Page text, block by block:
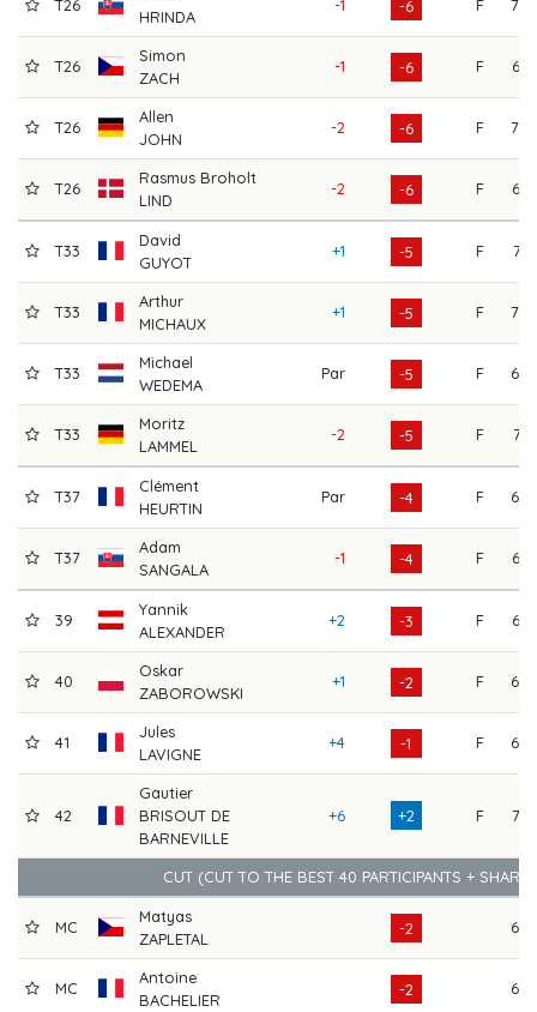
T26
HRINDA
-1 -6 F 70
T26
Simon
ZACH
-1 -6 F 67
T26
Allen
JOHN
-2 -6 F 70
T26
Rasmus Broholt
LIND
-2 -6 F 67
T33
David
GUYOT
+1 -5 F 71
T33
Arthur
MICHAUX
+1 -5 F 70
T33
Michael
WEDEMA
Par -5 F 68
T33
Moritz
LAMMEL
-2 -5 F 71
T37
Clément
HEURTIN
Par -4 F 68
T37
Adam
SANGALA
-1 -4 F 66
39
Yannik
ALEXANDER
+2 -3 F 67
40
Oskar
ZABOROWSKI
+1 -2 F 69
41
Jules
LAVIGNE
+4 -1 F 69
42
Gautier
BRISOUT DE
BARNEVILLE
+6 +2 F 73
CUT (CUT TO THE BEST 40 PARTICIPANTS +
MC
Matyas
ZAPLETAL
-2 69
MC
Antoine
BACHELIER
-2 69